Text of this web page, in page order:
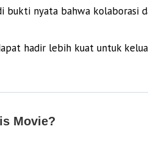
nyata bahwa kolaborasi
hadir lebih kuat untuk